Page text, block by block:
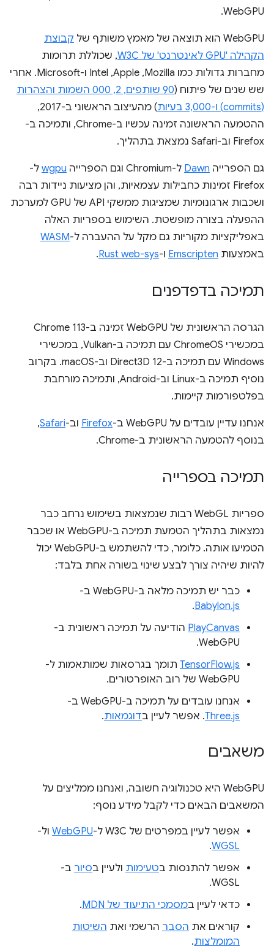
WebGPU.
WebGPU הוא תוצאה של מאמץ משותף של
קבוצת
הקהילה 'GPU לאינטרנט' של W3C
, שכוללת תרומות
מחברות גדולות כמו Mozilla,‏ Apple,‏ Intel ו-Microsoft. אחרי
שש שנים של פיתוח (
90 שותפים, 2, 000 השמות והצהרות
(commits) ו-3,000 בעיות
) מהעיצוב הראשוני ב-2017,
ההטמעה הראשונה זמינה עכשיו ב-Chrome, ותמיכה ב-
Firefox וב-Safari נמצאת בתהליך.
גם הספרייה Dawn ל-Chromium וגם הספרייה wgpu ל-
Firefox זמינות כחבילות עצמאיות, והן מציעות ניידות רבה
ושכבות ארגונומיות שמציגות ממשקי API של GPU למערכת
ההפעלה בצורה מופשטת. השימוש בספריות האלה
באפליקציות מקוריות גם מקל על ההעברה ל-WASM
באמצעות Emscripten ו-Rust web-sys
.
תמיכה בדפדפנים
הגרסה הראשונית של WebGPU זמינה ב-Chrome 113
במכשירי ChromeOS עם תמיכה ב-Vulkan, במכשירי
Windows עם תמיכה ב-Direct3D 12 וב-macOS. בקרוב
נוסיף תמיכה ב-Linux וב-Android, ותמיכה מורחבת
בפלטפורמות קיימות.
אנחנו עדיין עובדים על WebGPU ב- Firefox וב-Safari
,
בנוסף להטמעה הראשונית ב-Chrome.
תמיכה בספרייה
ספריות WebGL רבות שנמצאות בשימוש נרחב כבר
נמצאות בתהליך הטמעת תמיכה ב-WebGPU או שכבר
הטמיעו אותה. כלומר, כדי להשתמש ב-WebGPU יכול
להיות שיהיה צורך לבצע שינוי בשורה אחת בלבד:
כבר יש תמיכה מלאה ב-WebGPU ב-
Babylon.js
.
PlayCanvas הודיעה על תמיכה ראשונית ב-
WebGPU.
TensorFlow.js תומך בגרסאות שמותאמות ל-
WebGPU של רוב האופרטורים.
אנחנו עובדים על תמיכה ב-WebGPU ב-
Three.js. אפשר לעיין בדוגמאות.
משאבים
WebGPU היא טכנולוגיה חשובה, ואנחנו ממליצים על
המשאבים הבאים כדי לקבל מידע נוסף:
אפשר לעיין במפרטים של W3C ל- WebGPU ול-
WGSL
.
אפשר להתנסות בטעימות ולעיין בסיור ב-
WGSL.
כדאי לעיין במסמכי התיעוד של MDN
.
קוראים את הסבר הרשמי ואת השיטות
המומלצות.